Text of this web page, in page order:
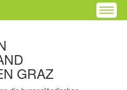
GRAZ